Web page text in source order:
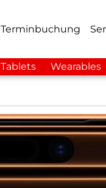
Terminbuchung
Tablets Wearables